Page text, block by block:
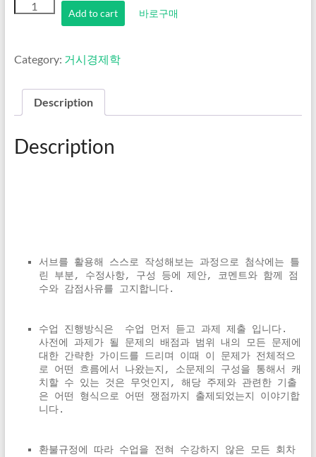
Add to cart 바로구매
Category: 거시경제학
Description
Description
서브를 활용해 스스로 작성해보는 과정으로 첨삭에는 틀
린 부분, 수정사항, 구성 등에 제안, 코멘트와 함께 점
수와 감점사유를 고지합니다.
수업 진행방식은  수업 먼저 듣고 과제 제출 입니다.
사전에 과제가 될 문제의 배점과 범위 내의 모든 문제에
대한 간략한 가이드를 드리며 이때 이 문제가 전체적으
로 어떤 흐름에서 나왔는지, 소문제의 구성을 통해서 캐
치할 수 있는 것은 무엇인지, 해당 주제와 관련한 기출
은 어떤 형식으로 어떤 쟁점까지 출제되었는지 이야기합
니다.
환불규정에 따라 수업을 전혀 수강하지 않은 모든 회차